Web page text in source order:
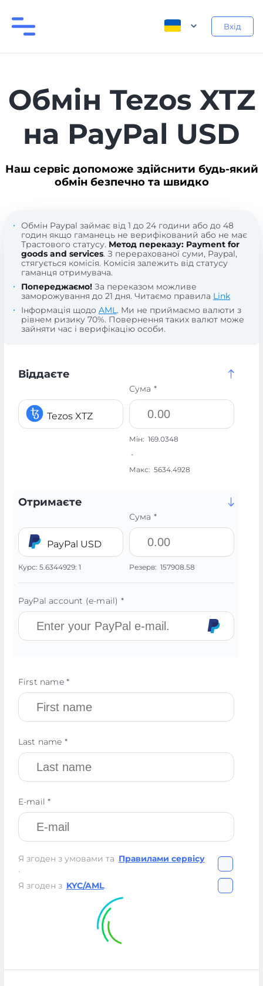
Вхід
Обмін Tezos XTZ
на PayPal USD
Наш сервіс допоможе здійснити будь-який
обмін безпечно та швидко
Обмін Paypal займає від 1 до 24 години або до 48
годин якщо гаманець не верифікований або не має
Трастового статусу. Метод переказу: Payment for
goods and services. З перерахованої суми, Paypal,
стягується комісія. Комісія залежить від статусу
гаманця отримувача.
Попереджаємо!За переказом можливе
заморожування до 21 дня. Читаємо правила Link
Інформація щодо AML. Ми не приймаємо валюти з
рівнем ризику 70%. Повернення таких валют може
зайняти час і верифікацію особи.
Віддаєте
Tezos XTZ
Сума *
Мін: 169.0348
-
Макс: 5634.4928
Отримаєте
PayPal USD
Курс: 5.6344929: 1
Сума *
Резерв: 157908.58
PayPal account (e-mail) *
First name *
Last name *
E-mail *
Я згоден з умовами та Правилами сервісу
.
Я згоден з KYC/AML.